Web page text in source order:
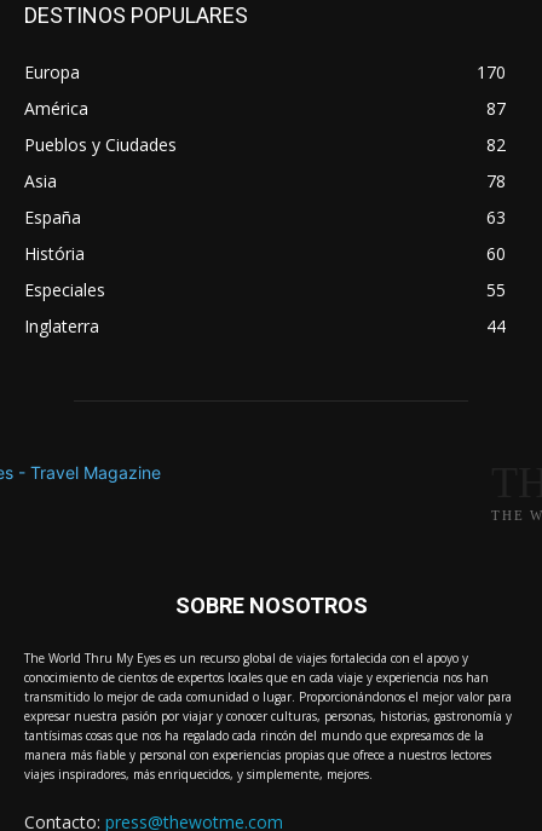
DESTINOS POPULARES
Europa
170
América
87
Pueblos y Ciudades
82
Asia
78
España
63
História
60
Especiales
55
Inglaterra
44
THE
SOBRE NOSOTROS
The World Thru My Eyes es un recurso global de viajes fortalecida con el apoyo y
conocimiento de cientos de expertos locales que en cada viaje y experiencia nos han
transmitido lo mejor de cada comunidad o lugar. Proporcionándonos el mejor valor para
expresar nuestra pasión por viajar y conocer culturas, personas, historias, gastronomía y
tantísimas cosas que nos ha regalado cada rincón del mundo que expresamos de la
manera más fiable y personal con experiencias propias que ofrece a nuestros lectores
viajes inspiradores, más enriquecidos, y simplemente, mejores.
Contacto: press@thewotme.com